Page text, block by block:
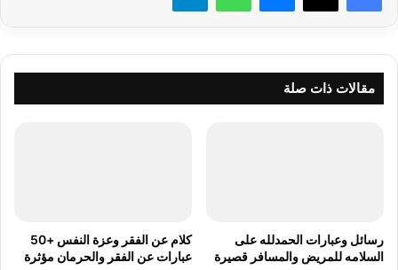
مقالات ذات صلة
رسائل وعبارات الحمدلله على
السلامه للمريض والمسافر قصيرة
كلام عن الفقر وعزة النفس +50
عبارات عن الفقر والحرمان مؤثرة